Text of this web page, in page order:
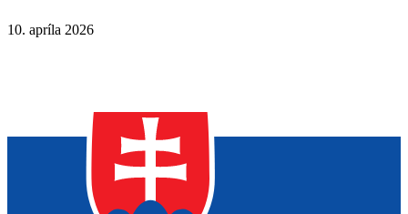
10. apríla 2026